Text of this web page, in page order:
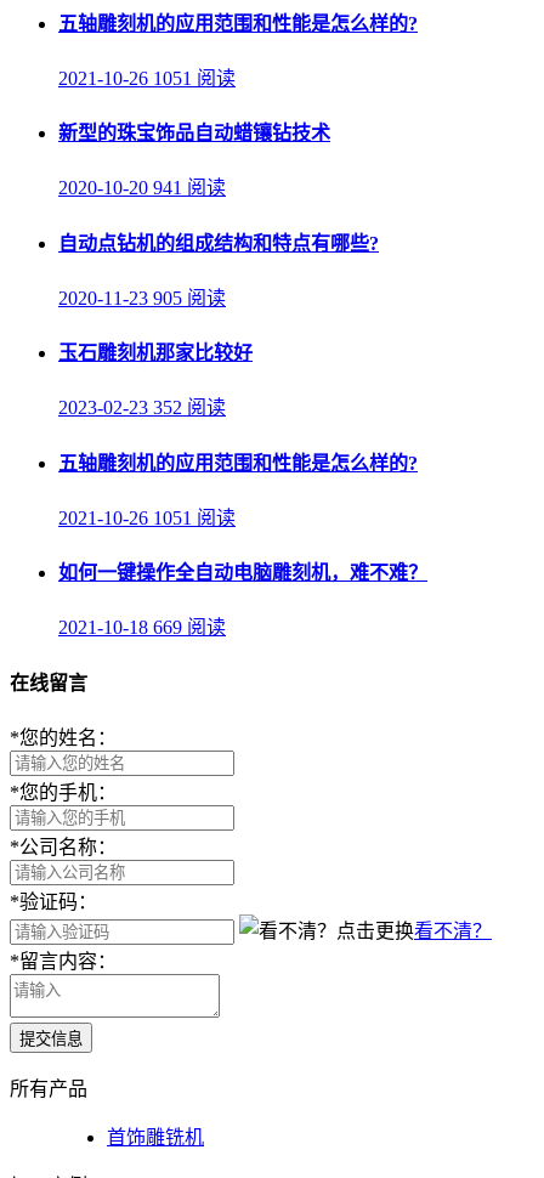
五轴雕刻机的应用范围和性能是怎么样的?
2021-10-26 1051 阅读
新型的珠宝饰品自动蜡镶钻技术
2020-10-20 941 阅读
自动点钻机的组成结构和特点有哪些?
2020-11-23 905 阅读
玉石雕刻机那家比较好
2023-02-23 352 阅读
五轴雕刻机的应用范围和性能是怎么样的?
2021-10-26 1051 阅读
如何一键操作全自动电脑雕刻机，难不难？
2021-10-18 669 阅读
在线留言
*您的姓名：
*您的手机：
*公司名称：
*验证码：
看不清？
*留言内容：
提交信息
所有产品
首饰雕铣机